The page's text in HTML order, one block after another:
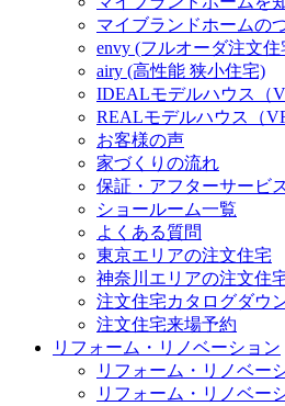
マイブランドホームの
envy (フルオーダ注文住
airy (高性能 狭小住宅)
IDEALモデルハウス（
REALモデルハウス（
お客様の声
家づくりの流れ
保証・アフターサービ
ショールーム一覧
よくある質問
東京エリアの注文住宅
神奈川エリアの注文住
注文住宅カタログダウ
注文住宅来場予約
リフォーム・リノベーション
リフォーム・リノベー
リフォーム・リノベー